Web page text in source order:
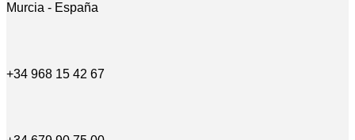
Murcia - España
+34 968 15 42 67